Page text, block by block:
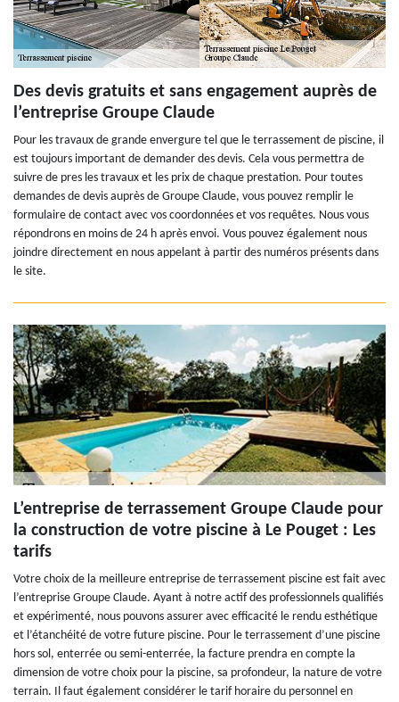
Des devis gratuits et sans engagement auprès de
l’entreprise Groupe Claude
Pour les travaux de grande envergure tel que le terrassement de piscine, il
est toujours important de demander des devis. Cela vous permettra de
suivre de pres les travaux et les prix de chaque prestation. Pour toutes
demandes de devis auprès de Groupe Claude, vous pouvez remplir le
formulaire de contact avec vos coordonnées et vos requêtes. Nous vous
répondrons en moins de 24 h après envoi. Vous pouvez également nous
joindre directement en nous appelant à partir des numéros présents dans
le site.
L’entreprise de terrassement Groupe Claude pour
la construction de votre piscine à Le Pouget : Les
tarifs
Votre choix de la meilleure entreprise de terrassement piscine est fait avec
l’entreprise Groupe Claude. Ayant à notre actif des professionnels qualifiés
et expérimenté, nous pouvons assurer avec efficacité le rendu esthétique
et l’étanchéité de votre future piscine. Pour le terrassement d’une piscine
hors sol, enterrée ou semi-enterrée, la facture prendra en compte la
dimension de votre choix pour la piscine, sa profondeur, la nature de votre
terrain. Il faut également considérer le tarif horaire du personnel en